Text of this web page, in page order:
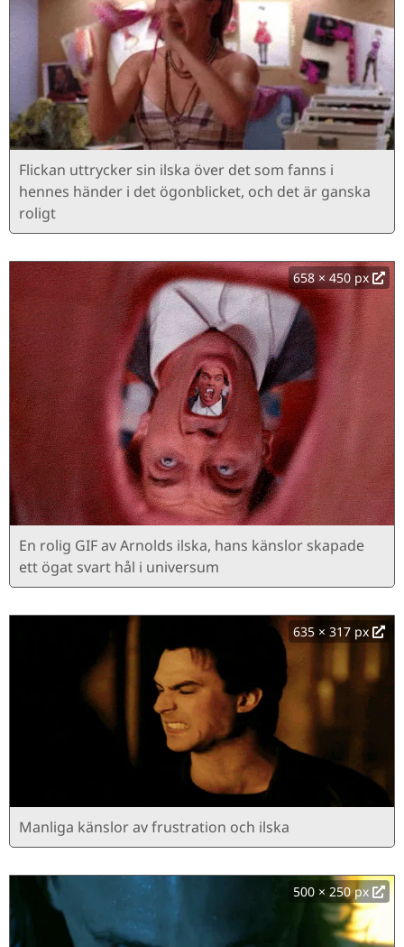
Flickan uttrycker sin ilska över det som fanns i
hennes händer i det ögonblicket, och det är ganska
roligt
658 × 450 px
En rolig GIF av Arnolds ilska, hans känslor skapade
ett ögat svart hål i universum
635 × 317 px
Manliga känslor av frustration och ilska
500 × 250 px